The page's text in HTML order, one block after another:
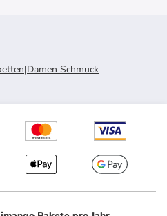
|Damen Schmuck